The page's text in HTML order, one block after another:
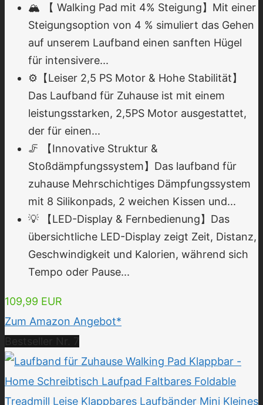
🏔️ 【 Walking Pad mit 4% Steigung】Mit einer
Steigungsoption von 4 % simuliert das Gehen
auf unserem Laufband einen sanften Hügel
für intensivere...
⚙️【Leiser 2,5 PS Motor & Hohe Stabilität】
Das Laufband für Zuhause ist mit einem
leistungsstarken, 2,5PS Motor ausgestattet,
der für einen...
🦵 【Innovative Struktur &
Stoßdämpfungssystem】Das laufband für
zuhause Mehrschichtiges Dämpfungssystem
mit 8 Silikonpads, 2 weichen Kissen und...
💡 【LED-Display & Fernbedienung】Das
übersichtliche LED-Display zeigt Zeit, Distanz,
Geschwindigkeit und Kalorien, während sich
Tempo oder Pause...
109,99 EUR
Zum Amazon Angebot*